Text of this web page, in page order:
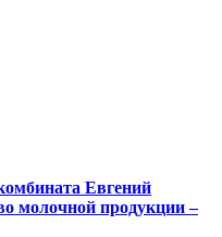
Евгений
молочной продукции –